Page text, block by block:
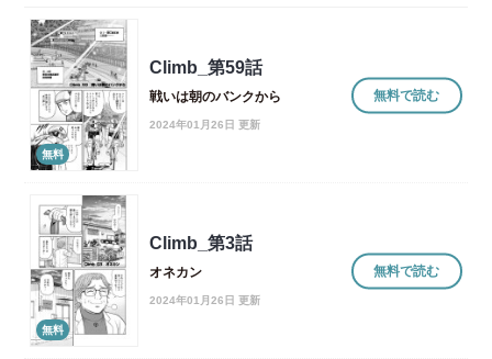
無料
Climb_第59話
戦いは朝のバンクから
2024年01月26日 更新
無料で読む
無料
Climb_第3話
オネカン
2024年01月26日 更新
無料で読む